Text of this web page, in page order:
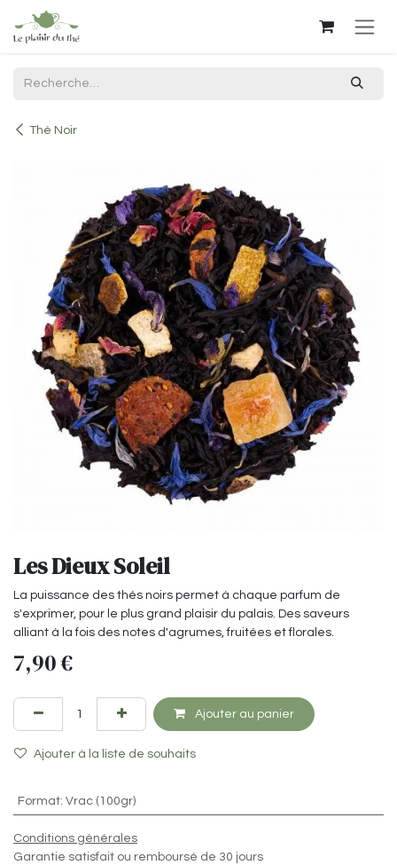
Se rendre au contenu
Thé Noir
Les Dieux Soleil
La puissance des thés noirs permet à chaque parfum de
s'exprimer, pour le plus grand plaisir du palais. Des saveurs
alliant à la fois des notes d'agrumes, fruitées et florales.
7,90€
Ajouter au panier
Ajouter à la liste de souhaits
Format: Vrac (100gr)
Conditions générales
Garantie satisfait ou remboursé de 30 jours